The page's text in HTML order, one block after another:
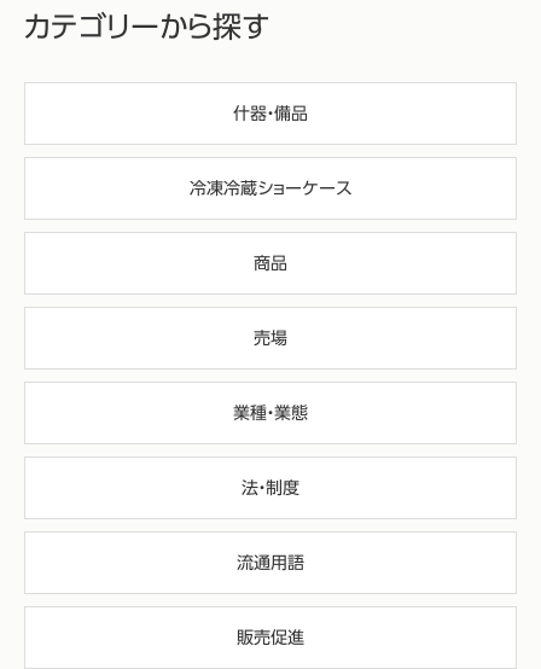
カテゴリーから探す
什器・備品
冷凍冷蔵ショーケース
商品
売場
業種・業態
法・制度
流通用語
販売促進